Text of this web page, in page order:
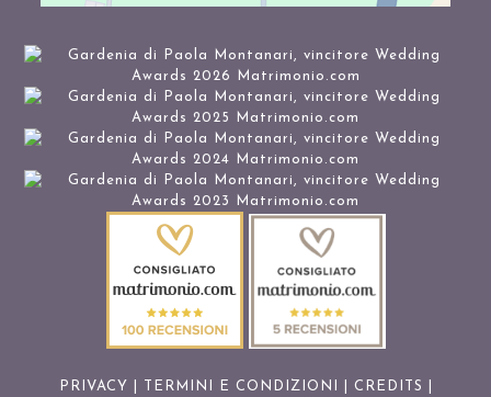
PRIVACY TERMINI E CONDIZIONI CREDITS